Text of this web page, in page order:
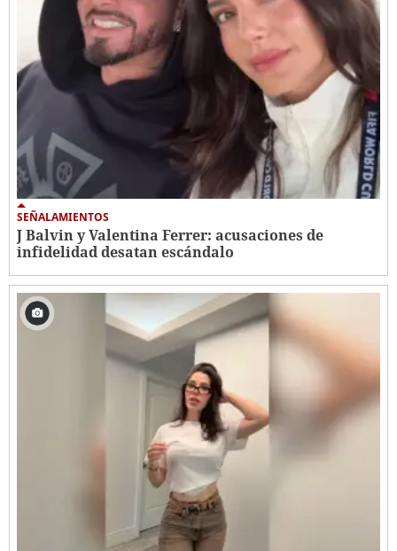
SEÑALAMIENTOS
J Balvin y Valentina Ferrer: acusaciones de
infidelidad desatan escándalo